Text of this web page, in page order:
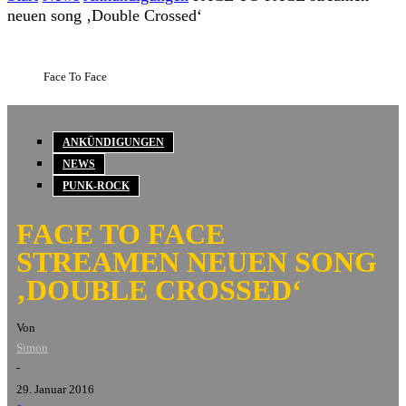
neuen song ‚Double Crossed‘
Face To Face
ANKÜNDIGUNGEN
NEWS
PUNK-ROCK
FACE TO FACE
STREAMEN NEUEN SONG
‚DOUBLE CROSSED‘
Von
Simon
-
29. Januar 2016